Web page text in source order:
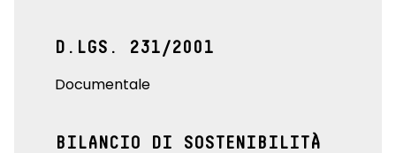
D.LGS. 231/2001
Documentale
BILANCIO DI SOSTENIBILITÀ